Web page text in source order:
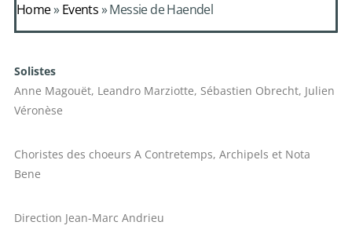
Home»Events»Messie de Haendel
Solistes
Anne Magouët, Leandro Marziotte, Sébastien Obrecht, Julien
Véronèse
Choristes des choeurs A Contretemps, Archipels et Nota
Bene
Direction Jean-Marc Andrieu